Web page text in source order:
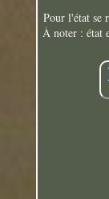
Pour l'état se
À noter : état